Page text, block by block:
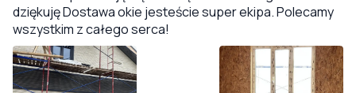
dziękuję Dostawa okie jesteście super ekipa. Polecamy
wszystkim z całego serca!